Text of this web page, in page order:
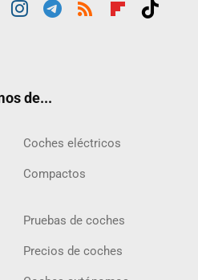
de...
Coches eléctricos
Compactos
Pruebas de coches
Precios de coches